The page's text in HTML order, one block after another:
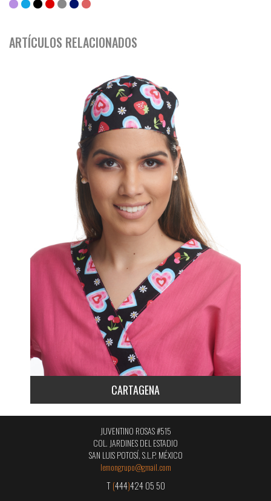
ARTÍCULOS RELACIONADOS
CARTAGENA
JUVENTINO ROSAS #515
COL. JARDINES DEL ESTADIO
SAN LUIS POTOSÍ, S.L.P. MÉXICO
lemongrupo@gmail.com
T(444)424 05 50